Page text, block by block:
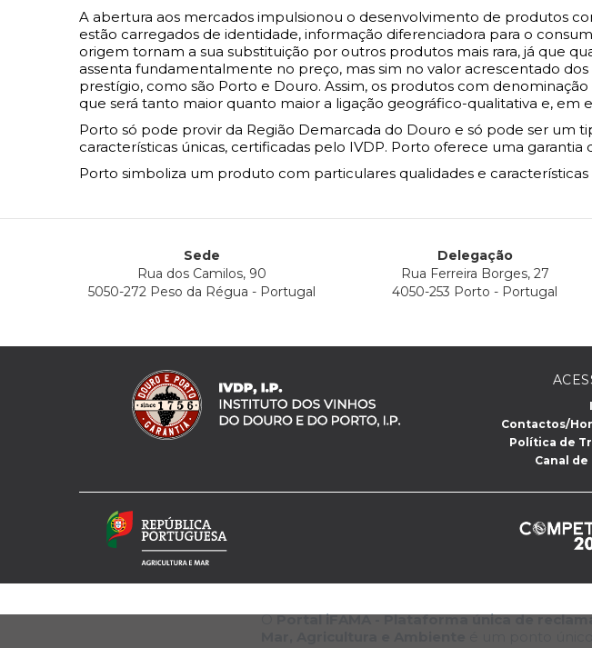
A abertura aos mercados impulsionou o desenvolvimento de produtos
estão carregados de identidade, informação diferenciadora para o
origem tornam a sua substituição por outros produtos mais rara, já que
assenta fundamentalmente no preço, mas sim no valor acrescentado
prestígio, como são Porto e Douro. Assim, os produtos com
que será tanto maior quanto maior a ligação geográfico-qualitativa e, em
Porto só pode provir da Região Demarcada do Douro e só pode ser
características únicas, certificadas pelo IVDP. Porto oferece uma garantia
Porto simboliza um produto com particulares qualidades e
Sede
Rua dos Camilos, 90
5050-272 Peso da Régua - Portugal
Delegação
Rua Ferreira Borges, 27
4050-253 Porto - Portugal
Contactos/
Política de
Canal de
OPortal iFAMA - Plataforma única de